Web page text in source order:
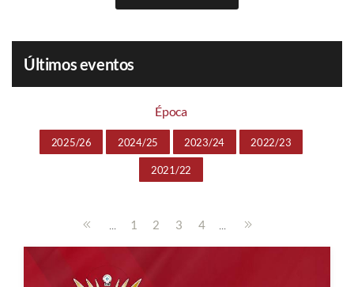
Últimos eventos
Época
2025/26 2024/25 2023/24 2022/23
2021/22
... 1 2 3 4 ...